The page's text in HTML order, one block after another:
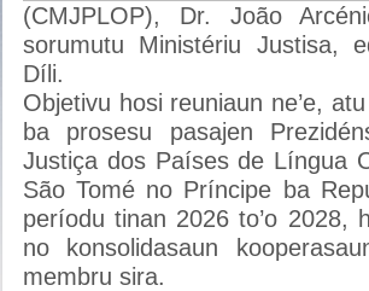
(CMJPLOP), Dr. João
sorumutu Ministériu Justisa,
Díli.
Objetivu hosi reuniaun ne’e,
ba prosesu pasajen
Justiça dos Países de Língua
São Tomé no Príncipe ba
períodu tinan 2026 to’o 2028,
no konsolidasaun
membru sira.